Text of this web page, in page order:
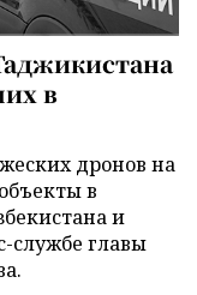
в
дронов на
в
и
службе главы